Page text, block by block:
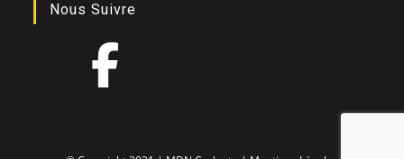
Nous Suivre